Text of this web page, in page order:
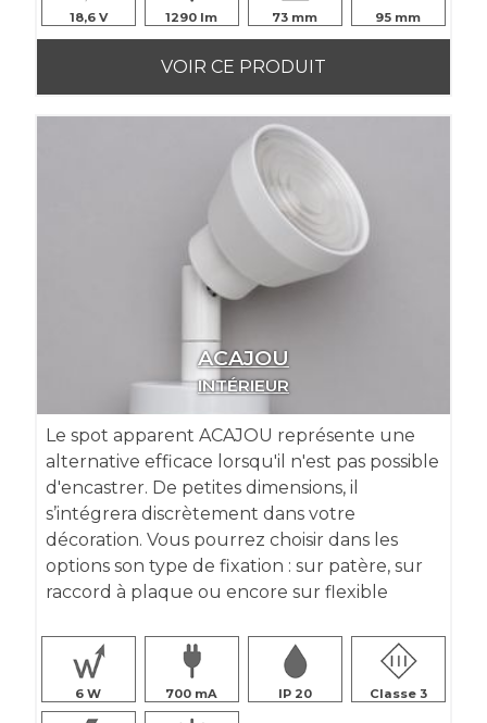
18,6 1290 73 95
VOIR CE PRODUIT
ACAJOU
INTÉRIEUR
Le spot apparent ACAJOU représente une
alternative efficace lorsqu'il n'est pas possible
d'encastrer. De petites dimensions, il
s’intégrera discrètement dans votre
décoration. Vous pourrez choisir dans les
options son type de fixation : sur patère, sur
raccord à plaque ou encore sur flexible
6 700 IP 20 Classe 3